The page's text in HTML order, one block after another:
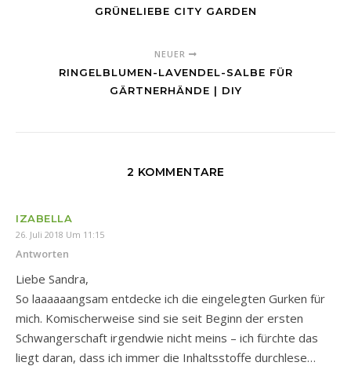
GRÜNELIEBE CITY GARDEN
NEUER
RINGELBLUMEN-LAVENDEL-SALBE FÜR
GÄRTNERHÄNDE | DIY
2 KOMMENTARE
IZABELLA
26. Juli 2018 Um 11:15
Antworten
Liebe Sandra,
So laaaaaangsam entdecke ich die eingelegten Gurken für
mich. Komischerweise sind sie seit Beginn der ersten
Schwangerschaft irgendwie nicht meins – ich fürchte das
liegt daran, dass ich immer die Inhaltsstoffe durchlese…